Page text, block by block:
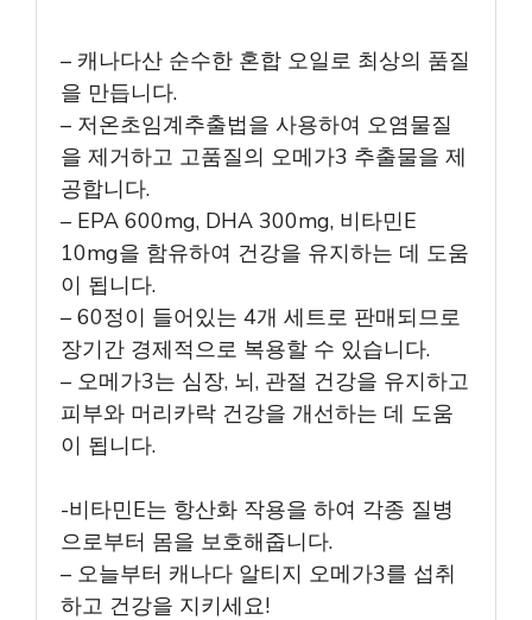
– 캐나다산 순수한 혼합 오일로 최상의 품질
을 만듭니다.
– 저온초임계추출법을 사용하여 오염물질
을 제거하고 고품질의 오메가3 추출물을 제
공합니다.
– EPA 600mg, DHA 300mg, 비타민E
10mg을 함유하여 건강을 유지하는 데 도움
이 됩니다.
– 60정이 들어있는 4개 세트로 판매되므로
장기간 경제적으로 복용할 수 있습니다.
– 오메가3는 심장, 뇌, 관절 건강을 유지하고
피부와 머리카락 건강을 개선하는 데 도움
이 됩니다.
-비타민E는 항산화 작용을 하여 각종 질병
으로부터 몸을 보호해줍니다.
– 오늘부터 캐나다 알티지 오메가3를 섭취
하고 건강을 지키세요!